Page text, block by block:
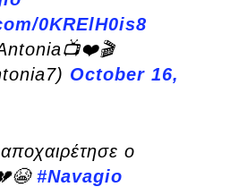
0KRElH0is8
October 16,
ο
#Navagio